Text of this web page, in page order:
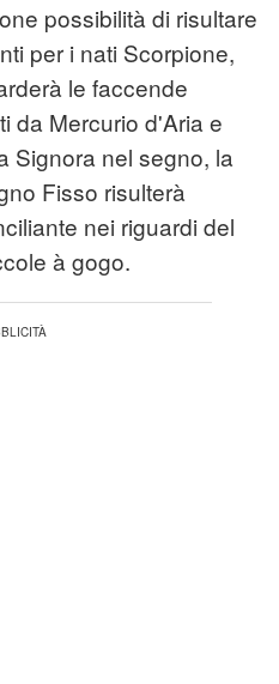
possibilità di risultare
per i nati Scorpione,
le faccende
da Mercurio d'Aria e
Signora nel segno, la
Fisso risulterà
nei riguardi del
à gogo.